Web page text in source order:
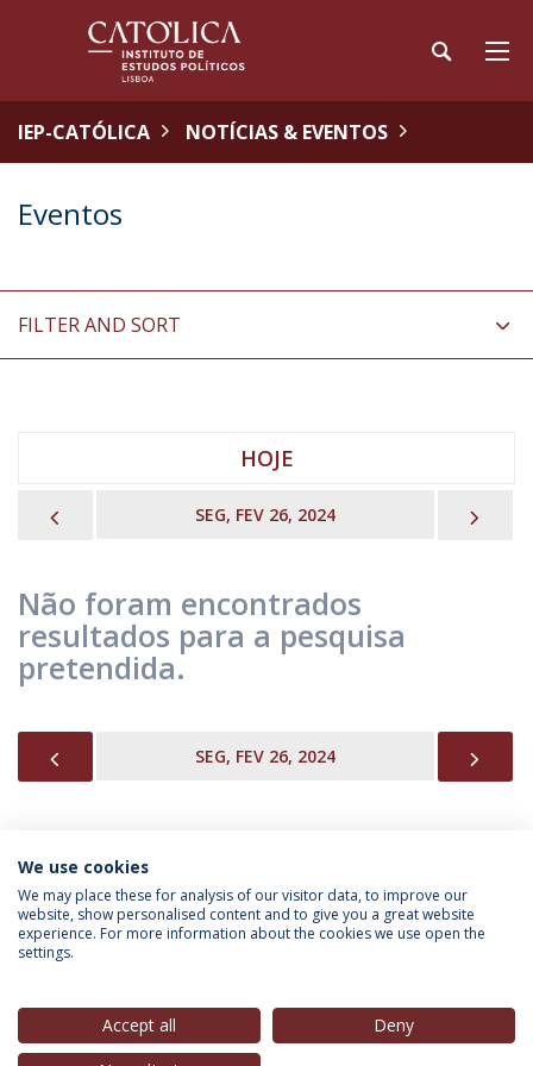
IEP-CATÓLICA NOTÍCIAS & EVENTOS
Eventos
FILTER AND SORT
HOJE
SEG, FEV 26, 2024
Não foram encontrados
resultados para a pesquisa
pretendida.
SEG, FEV 26, 2024
INFORMAÇÃO PARA
We use cookies
We may place these for analysis of our visitor data, to improve our
website, show personalised content and to give you a great website
experience. For more information about the cookies we use open the
settings.
Accept all
Deny